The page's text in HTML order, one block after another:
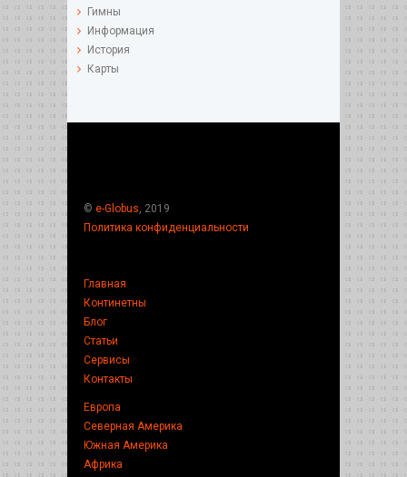
Гимны
Информация
История
Карты
© e-Globus , 2019
Политика конфиденциальности
Главная
Континетны
Блог
Статьи
Сервисы
Контакты
Европа
Северная Америка
Южная Америка
Африка